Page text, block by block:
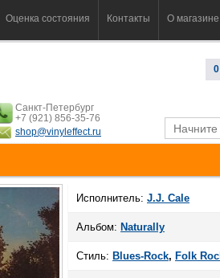
Оценка состояния Контакты О магазине
0
Санкт-Петербург
+7 (921) 856-35-76
shop@vinyleffect.ru
Исполнитель: J.J. Cale
Альбом: Naturally
Стиль: Blues-Rock, Folk